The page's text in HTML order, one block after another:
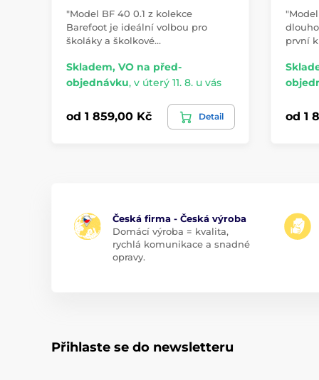
"Model BF 40 0.1 z kolekce
Barefoot je ideální volbou pro
školáky a školkové…
Skladem, VO na před-
objednávku, v úterý 11. 8. u vás
od 1 859,00 Kč Detail
první
od 1
Česká firma - Česká výroba
Domácí výroba = kvalita,
rychlá komunikace a snadné
opravy.
Přihlaste se do newsletteru